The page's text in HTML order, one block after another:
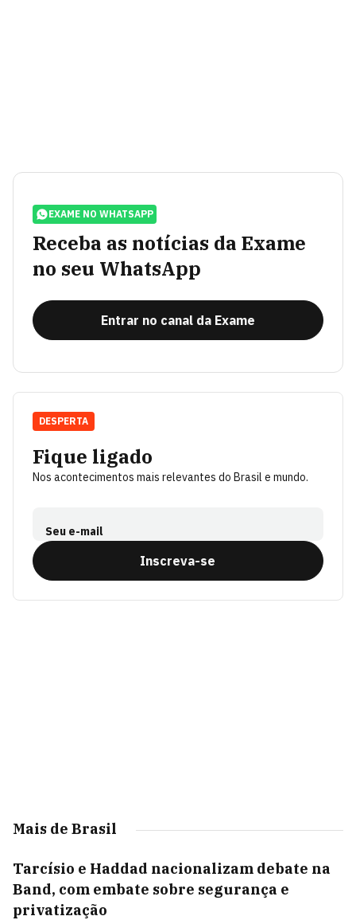
EXAME NO WHATSAPP
Receba as notícias da Exame
no seu WhatsApp
Entrar no canal da Exame
Fique ligado
Nos acontecimentos mais relevantes do Brasil e mundo.
Seu e-mail
Inscreva-se
DESPERTA
Mais de Brasil
Tarcísio e Haddad nacionalizam debate na
Band, com embate sobre segurança e
privatização